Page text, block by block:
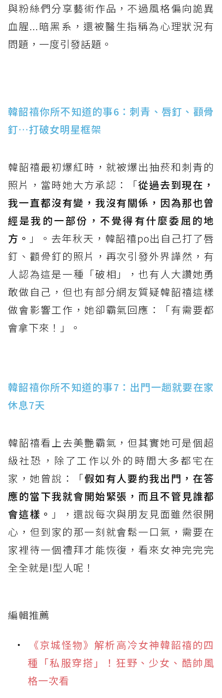
與粉絲們分享藝術作品，不過風格偏向詭異
血腥...暗黑系，還被醫生指稱為心理狀況有
問題，一度引發話題。
韓韶禧你所不知道的事6：刺青、唇釘、顴骨
釘…打破女明星框架
韓韶禧最初爆紅時，就被爆出抽菸和刺青的
照片，當時她大方承認：「從過去到現在，
我一直都沒有變，我沒有關係，因為那也曾
經是我的一部份，不覺得有什麼委屈的地
方。 」。去年秋天，韓韶禧po出自己打了唇
釘、顴骨釘的照片，再次引發外界譁然，有
人認為這是一種「破相」，也有人大讚她勇
敢做自己，但也有部分網友質疑韓韶禧這樣
做會影響工作，她卻霸氣回應：「有需要都
會拿下來！」。
韓韶禧你所不知道的事7：出門一趟就要在家
休息7天
韓韶禧看上去美艷霸氣，但其實她可是個超
級社恐，除了工作以外的時間大多都宅在
家，她曾說：「假如有人要約我出門，在答
應的當下我就會開始緊張，而且不管見誰都
會這樣。 」，還說每次與朋友見面雖然很開
心，但到家的那一刻就會鬆一口氣，需要在
家裡待一個禮拜才能恢復，看來女神完完完
全全就是I型人呢！
編輯推薦
《京城怪物》解析高冷女神韓韶禧的四
種「私服穿搭」！狂野、少女、酷帥風
格一次看